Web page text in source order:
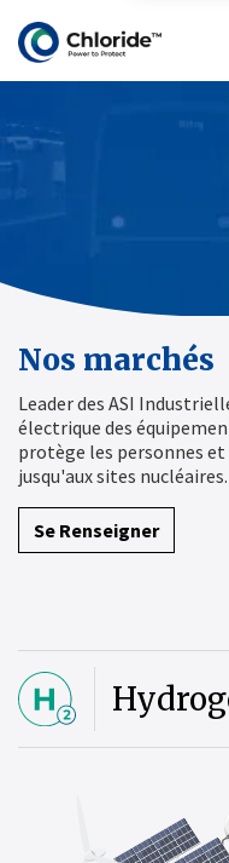
Nos marchés
Leader des ASI
électrique des
protège les personnes
jusqu'aux sites nucléaires.
Se Renseigner